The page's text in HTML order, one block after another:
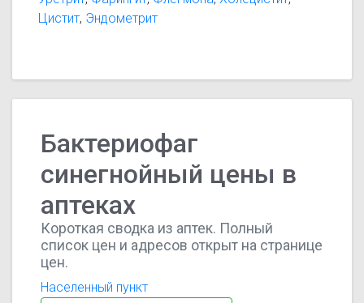
Цистит, Эндометрит
Бактериофаг
синегнойный цены в
аптеках
Короткая сводка из аптек. Полный
список цен и адресов открыт на странице
цен.
Населенный пункт